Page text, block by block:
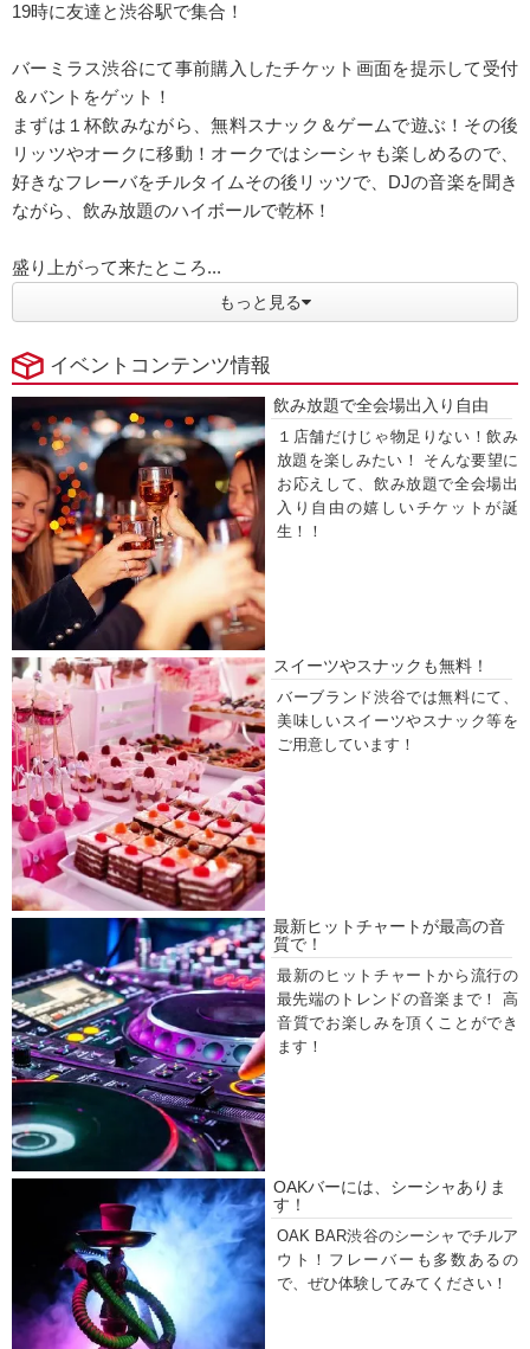
19時に友達と渋谷駅で集合！
バーミラス渋谷にて事前購入したチケット画面を提示して受付
＆バントをゲット！
まずは１杯飲みながら、無料スナック＆ゲームで遊ぶ！その後
リッツやオークに移動！オークではシーシャも楽しめるので、
好きなフレーバをチルタイムその後リッツで、DJの音楽を聞き
ながら、飲み放題のハイボールで乾杯！
盛り上がって来たところ...
もっと見る
イベントコンテンツ情報
飲み放題で全会場出入り自由
１店舗だけじゃ物足りない！飲み
放題を楽しみたい！ そんな要望に
お応えして、飲み放題で全会場出
入り自由の嬉しいチケットが誕
生！！
スイーツやスナックも無料！
バーブランド渋谷では無料にて、
美味しいスイーツやスナック等を
ご用意しています！
最新ヒットチャートが最高の音
質で！
最新のヒットチャートから流行の
最先端のトレンドの音楽まで！ 高
音質でお楽しみを頂くことができ
ます！
OAKバーには、シーシャありま
す！
OAK BAR渋谷のシーシャでチルア
ウト！フレーバーも多数あるの
で、ぜひ体験してみてください！